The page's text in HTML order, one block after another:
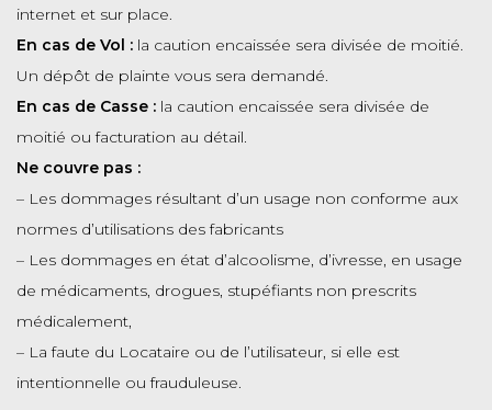
internet et sur place.
En cas de Vol : la caution encaissée sera divisée de moitié.
Un dépôt de plainte vous sera demandé.
En cas de Casse : la caution encaissée sera divisée de
moitié ou facturation au détail.
Ne couvre pas :
– Les dommages résultant d’un usage non conforme aux
normes d’utilisations des fabricants
– Les dommages en état d’alcoolisme, d’ivresse, en usage
de médicaments, drogues, stupéfiants non prescrits
médicalement,
– La faute du Locataire ou de l’utilisateur, si elle est
intentionnelle ou frauduleuse.